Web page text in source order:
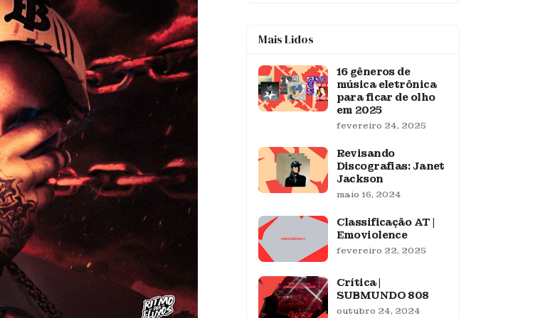
Mais Lidos
16 gêneros de
música eletrônica
para ficar de olho
em 2025
fevereiro 24, 2025
Revisando
Discografias: Janet
Jackson
maio 16, 2024
Classificação AT |
Emoviolence
fevereiro 22, 2025
Crítica |
SUBMUNDO 808
outubro 24, 2024